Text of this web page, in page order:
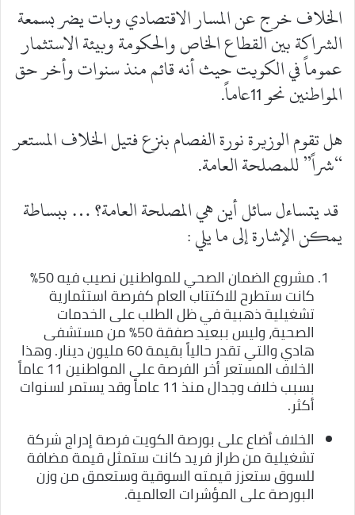
الخلاف خرج عن المسار الاقتصادي وبات يضر بسمعة
الشراكة بين القطاع الخاص والحكومة وبيئة الاستثمار
عموماً في الكويت حيث أنه قائم منذ سنوات وأخر حق
المواطنين نحو 11عاماً.
هل تقوم الوزيرة نورة الفصام بنزع فتيل الخلاف المستعر
“شراً” للمصلحة العامة.
قد يتساءل سائل أين هي المصلحة العامة؟ … ببساطة
يمكن الإشارة إلى ما يلي :
مشروع الضمان الصحي للمواطنين نصيب فيه 50%
كانت ستطرح للاكتتاب العام كفرصة استثمارية
تشغيلية ذهبية في ظل الطلب على الخدمات
الصحية، وليس ببعيد صفقة 50% من مستشفى
هادي والتي تقدر حالياً بقيمة 60 مليون دينار. وهذا
الخلاف المستعر أخر الفرصة على المواطنين 11 عاماً
بسبب خلاف وجدال منذ 11 عاماً وقد يستمر لسنوات
أكثر.
الخلاف أضاع على بورصة الكويت فرصة إدراج شركة
تشغيلية من طراز فريد كانت ستمثل قيمة مضافة
للسوق ستعزز قيمته السوقية وستعمق من وزن
البورصة على المؤشرات العالمية.